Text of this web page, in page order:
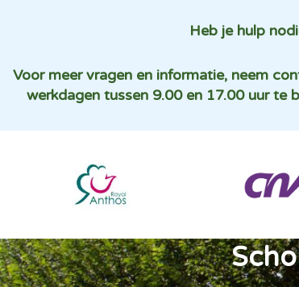
Heb je hulp
Voor meer vragen en informatie, neem
werkdagen tussen 9.00 en 17.00 uur te